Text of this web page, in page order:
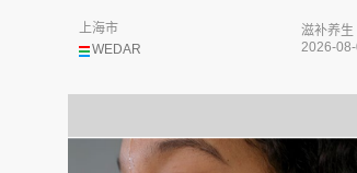
WEDAR
上海市
滋补养生
2026-